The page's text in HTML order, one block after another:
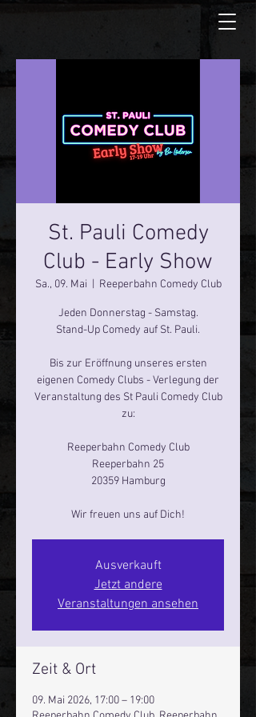
St. Pauli Comedy
Club - Early Show
Sa., 09. Mai Reeperbahn Comedy Club
Jeden Donnerstag - Samstag.
Stand-Up Comedy auf St. Pauli.
Bis zur Eröffnung unseres ersten
eigenen Comedy Clubs - Verlegung der
Veranstaltung des St Pauli Comedy Club
zu:
Reeperbahn Comedy Club
Reeperbahn 25
20359 Hamburg
Wir freuen uns auf Dich!
Ausverkauft
Jetzt andere
Veranstaltungen ansehen
Zeit & Ort
09. Mai 2026, 17:00 – 19:00